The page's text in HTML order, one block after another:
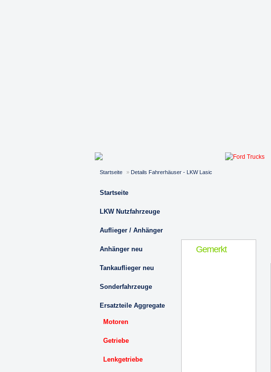
Startseite » Details Fahrerhäuser - LKW Lasic
Startseite
LKW Nutzfahrzeuge
Auflieger / Anhänger
Anhänger neu
Tankauflieger neu
Sonderfahrzeuge
Ersatzteile Aggregate
Motoren
Getriebe
Lenkgetriebe
Gemerkt